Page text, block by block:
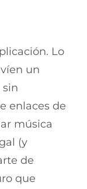
Lo
un
sin
enlaces de
música
(y
de
que